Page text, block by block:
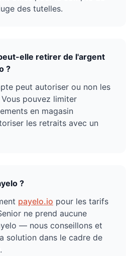
des tutelles.
elle retirer de l'argent
?
peut autoriser ou non les
pouvez limiter
en magasin
les retraits avec un
?
payelo.io pour les tarifs
ne prend aucune
— nous conseillons et
solution dans le cadre de